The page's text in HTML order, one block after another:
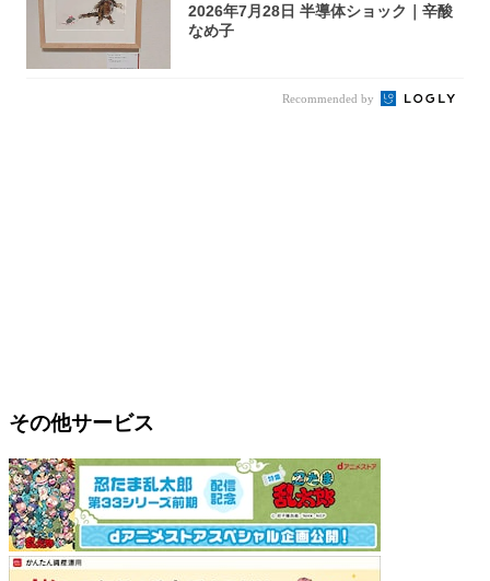
2026年7月28日 半導体ショック｜辛酸
なめ子
Recommended by
その他サービス